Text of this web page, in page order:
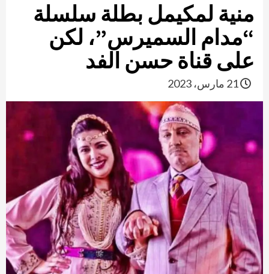
منية لمكيمل بطلة سلسلة
“مدام السميرس”، لكن
على قناة حسن الفد